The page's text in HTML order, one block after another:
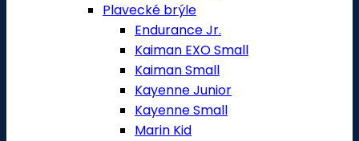
Plavecké brýle
Endurance Jr.
Kaiman EXO Small
Kaiman Small
Kayenne Junior
Kayenne Small
Marin Kid